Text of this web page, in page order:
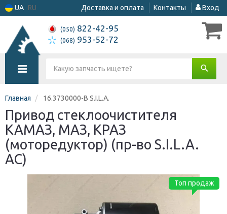
UA RU Доставка и оплата Контакты Вход
(050) 822-42-95
(068) 953-52-72
Главная 16.3730000-В S.I.L.A.
Привод стеклоочистителя
КАМАЗ, МАЗ, КРАЗ
(моторедуктор) (пр-во S.I.L.A.
AC)
Топ продаж